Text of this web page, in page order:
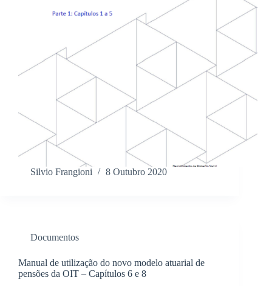
Silvio Frangioni 8 Outubro 2020
Documentos
Manual de utilização do novo modelo atuarial de
pensões da OIT – Capítulos 6 e 8